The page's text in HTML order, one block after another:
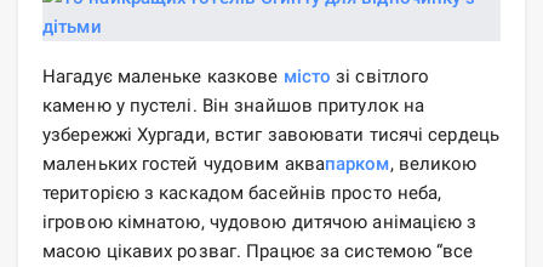
Нагадує маленьке казкове місто зі світлого
каменю у пустелі. Він знайшов притулок на
узбережжі Хургади, встиг завоювати тисячі сердець
маленьких гостей чудовим аквапарком, великою
територією з каскадом басейнів просто неба,
ігровою кімнатою, чудовою дитячою анімацією з
масою цікавих розваг. Працює за системою “все